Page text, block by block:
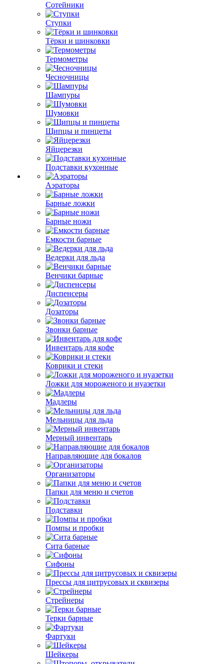
Сотейники
Ступки
Тёрки и шинковки
Термометры
Чесночницы
Шампуры
Шумовки
Щипцы и пинцеты
Яйцерезки
Подставки кухонные
Аэраторы
Барные ложки
Барные ножи
Емкости барные
Ведерки для льда
Венчики барные
Диспенсеры
Дозаторы
Звонки барные
Инвентарь для кофе
Коврики и стеки
Ложки для мороженого и нуазетки
Мадлеры
Мельницы для льда
Мерный инвентарь
Направляющие для бокалов
Организаторы
Папки для меню и счетов
Подставки
Помпы и пробки
Сита барные
Сифоны
Прессы для цитрусовых и сквизеры
Стрейнеры
Терки барные
Фартуки
Шейкеры